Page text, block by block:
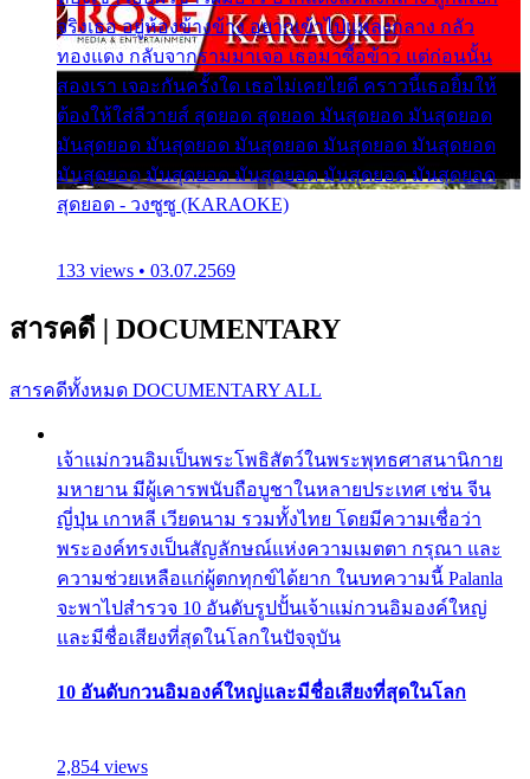
จริงเธอ อยู่ห้องข้างข้าง อยากเข้าไปแหลงกลาง กลัว
ทองแดง กลับจากรามมาเจอ เธอมาซื้อข้าว แต่ก่อนนั้น
สองเรา เจอะกันครั้งใด เธอไม่เคยไยดี คราวนี้เธอยิ้มให้
ต้องให้ใส่ลีวายส์ สุดยอด สุดยอด มันสุดยอด มันสุดยอด
มันสุดยอด มันสุดยอด มันสุดยอด มันสุดยอด มันสุดยอด
มันสุดยอด มันสุดยอด มันสุดยอด มันสุดยอด มันสุดยอด
สุดยอด - วงซูซู (KARAOKE)
133 views • 03.07.2569
สารคดี | DOCUMENTARY
สารคดีทั้งหมด DOCUMENTARY ALL
เจ้าแม่กวนอิมเป็นพระโพธิสัตว์ในพระพุทธศาสนานิกาย
มหายาน มีผู้เคารพนับถือบูชาในหลายประเทศ เช่น จีน
ญี่ปุ่น เกาหลี เวียดนาม รวมทั้งไทย โดยมีความเชื่อว่า
พระองค์ทรงเป็นสัญลักษณ์แห่งความเมตตา กรุณา และ
ความช่วยเหลือแก่ผู้ตกทุกข์ได้ยาก ในบทความนี้ Palanla
จะพาไปสำรวจ 10 อันดับรูปปั้นเจ้าแม่กวนอิมองค์ใหญ่
และมีชื่อเสียงที่สุดในโลกในปัจจุบัน
10 อันดับกวนอิมองค์ใหญ่และมีชื่อเสียงที่สุดในโลก
2,854 views